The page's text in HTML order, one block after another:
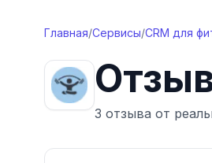
Главная/Сервисы/CRM для
3 отзыва от